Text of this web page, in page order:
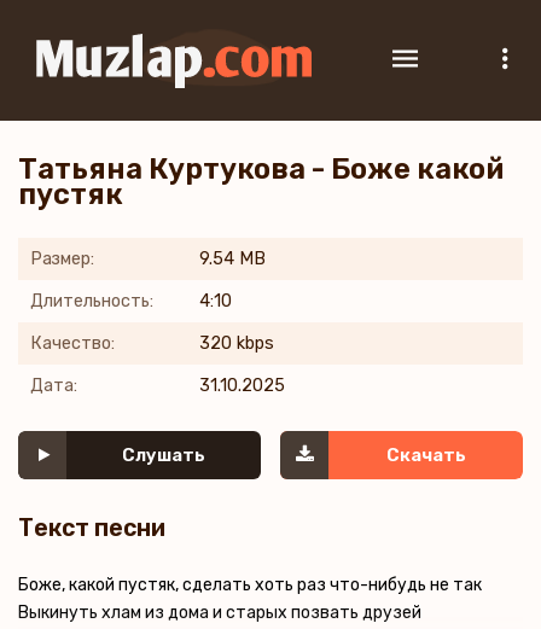
Татьяна Куртукова - Боже какой
пустяк
Размер: 9.54 MB
Длительность: 4:10
Качество: 320 kbps
Дата: 31.10.2025
Слушать Скачать
Текст песни
Боже, какой пустяк, сделать хоть раз что-нибудь не так
Выкинуть хлам из дома и старых позвать друзей